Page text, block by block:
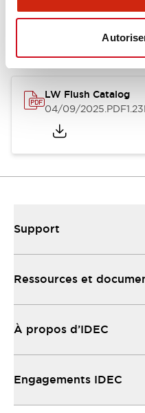
Catalogues Et Brochures
LW Flush Catalog
04/09/2025.PDF
Support
Ressources et
À propos d’IDEC
Engagements IDEC